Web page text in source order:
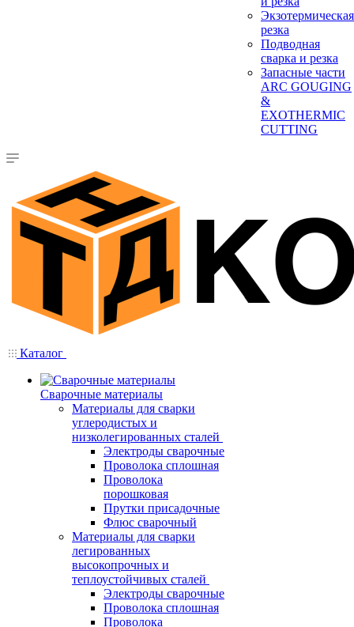
Экзотермическая
резка
Подводная
сварка и резка
Запасные части
ARC GOUGING
&
EXOTHERMIC
CUTTING
Каталог
Сварочные материалы
Материалы для сварки
углеродистых и
низколегированных сталей
Электроды сварочные
Проволока сплошная
Проволока
порошковая
Прутки присадочные
Флюс сварочный
Материалы для сварки
легированных
высокопрочных и
теплоустойчивых сталей
Электроды сварочные
Проволока сплошная
Проволока